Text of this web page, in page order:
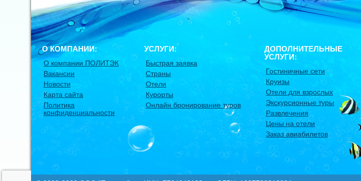
О КОМПАНИИ:
О компании ПОЛИТЭК
Вакансии
Новости
Карта сайта
Политика
конфиденциальности
УСЛУГИ:
Быстрая заявка
Страны
Отели
Курорты
Онлайн бронирование туров
ДОПОЛНИТЕЛЬНЫЕ
УСЛУГИ:
Гостиничные сети
Круизы
Отели для взрослых
Экскурсионные туры
Развлечения
Цены на отели
Заказ авиабилетов